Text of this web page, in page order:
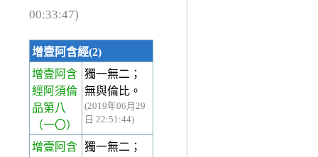
00:33:47)
增壹阿含經(2)
增壹阿含
經阿須倫
品第八
（一〇）
獨一無二；
無與倫比。
(2019年06月29
日 22:51:44)
增壹阿含 獨一無二；